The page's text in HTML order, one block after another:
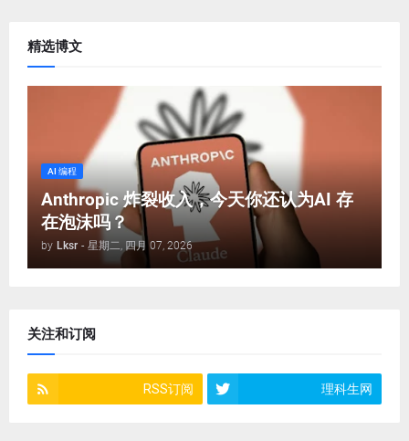
精选博文
AI 编程
Anthropic 炸裂收入，今天你还认为AI 存
在泡沫吗？
by Lksr - 星期二, 四月 07, 2026
关注和订阅
RSS订阅 理科生网